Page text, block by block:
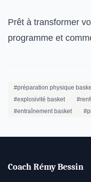
Prêt à transformer
programme et
#préparation physique
#explosivité basket
#entraînement basket
Coach Rémy Bessin